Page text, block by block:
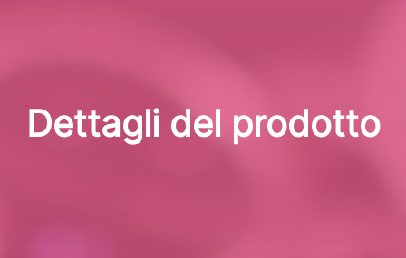
Dettagli del prodotto